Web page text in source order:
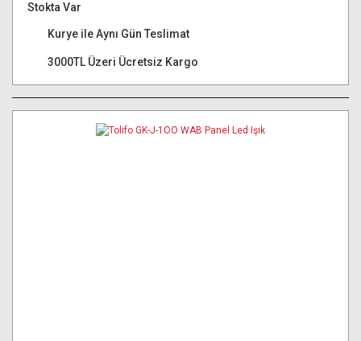
Stokta Var
Kurye ile Aynı Gün Teslimat
3000TL Üzeri Ücretsiz Kargo